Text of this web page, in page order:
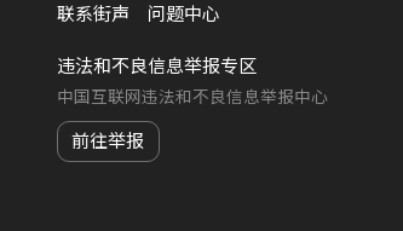
联系街声
问题中心
违法和不良信息举报专区
中国互联网违法和不良信息举报中心
前往举报